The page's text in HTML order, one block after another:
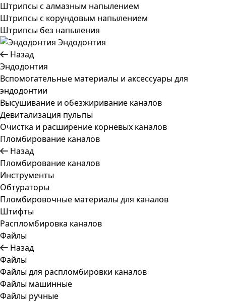
Штрипсы c алмазным напылением
Штрипсы c корундовым напылением
Штрипсы без напыления
Эндодонтия
Назад
Эндодонтия
Вспомогательные материалы и аксессуары для
эндодонтии
Высушивание и обезжиривание каналов
Девитализация пульпы
Очистка и расширение корневых каналов
Пломбирование каналов
Назад
Пломбирование каналов
Инструменты
Обтураторы
Пломбировочные материалы для каналов
Штифты
Распломбировка каналов
Файлы
Назад
Файлы
Файлы для распломбировки каналов
Файлы машинные
Файлы ручные